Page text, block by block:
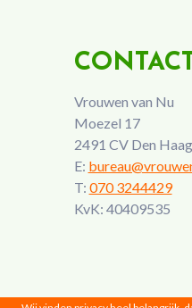
Vrouwen van Nu
Moezel 17
2491 CV Den Haag
E:
T: 070 3244429
KvK: 40409535